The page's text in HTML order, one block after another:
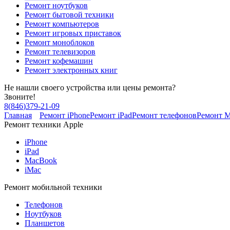
Ремонт ноутбуков
Ремонт бытовой техники
Ремонт компьютеров
Ремонт игровых приставок
Ремонт моноблоков
Ремонт телевизоров
Ремонт кофемашин
Ремонт электронных книг
Не нашли своего устройства или цены ремонта?
Звоните!
8(846)379-21-09
Главная
Ремонт iPhoneРемонт iPadРемонт телефоновРемонт
Ремонт техники Apple
iPhone
iPad
MacBook
iMac
Ремонт мобильной техники
Телефонов
Ноутбуков
Планшетов